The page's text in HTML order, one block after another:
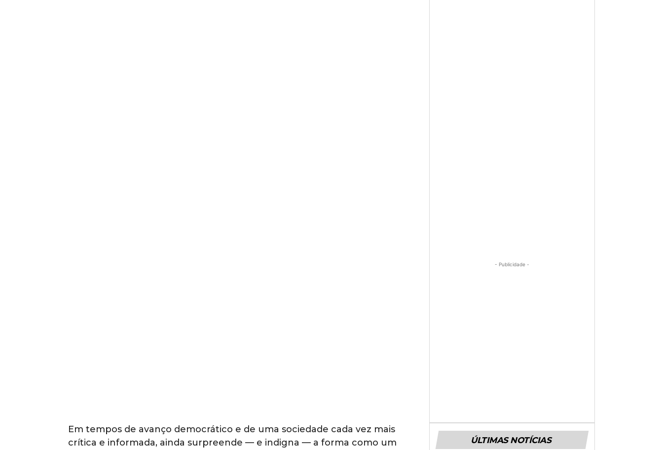
- Publicidade -
Em tempos de avanço democrático e de uma sociedade cada vez mais
crítica e informada, ainda surpreende — e indigna — a forma como um
ÚLTIMAS NOTÍCIAS